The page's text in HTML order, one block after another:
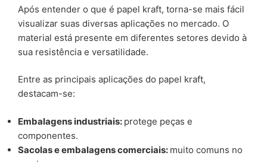
Após entender o que é papel kraft, torna-se mais fácil
visualizar suas diversas aplicações no mercado. O
material está presente em diferentes setores devido à
sua resistência e versatilidade.
Entre as principais aplicações do papel kraft,
destacam-se:
Embalagens industriais: protege peças e
componentes.
Sacolas e embalagens comerciais: muito comuns no